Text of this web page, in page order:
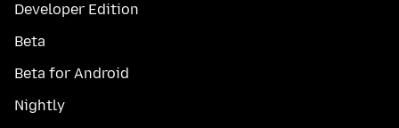
Developer Edition
Beta
Beta for Android
Nightly